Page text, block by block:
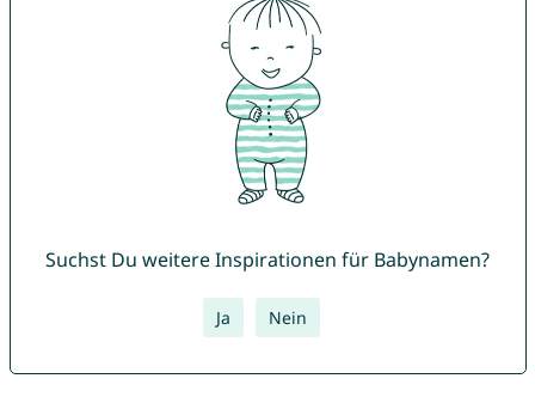
Suchst Du weitere Inspirationen für Babynamen?
Ja Nein